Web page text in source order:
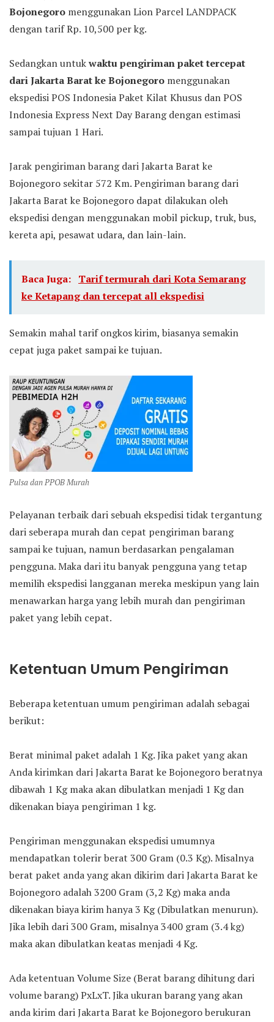
Bojonegoro menggunakan Lion Parcel LANDPACK
dengan tarif Rp. 10,500 per kg.
Sedangkan untukwaktu pengiriman paket tercepat
dari Jakarta Barat ke Bojonegoro menggunakan
ekspedisi POS Indonesia Paket Kilat Khusus dan POS
Indonesia Express Next Day Barang dengan estimasi
sampai tujuan 1 Hari.
Jarak pengiriman barang dari Jakarta Barat ke
Bojonegoro sekitar 572 Km. Pengiriman barang dari
Jakarta Barat ke Bojonegoro dapat dilakukan oleh
ekspedisi dengan menggunakan mobil pickup, truk, bus,
kereta api, pesawat udara, dan lain-lain.
Baca Juga: Tarif termurah dari Kota Semarang
ke Ketapang dan tercepat all ekspedisi
Semakin mahal tarif ongkos kirim, biasanya semakin
cepat juga paket sampai ke tujuan.
Pulsa dan PPOB Murah
Pelayanan terbaik dari sebuah ekspedisi tidak tergantung
dari seberapa murah dan cepat pengiriman barang
sampai ke tujuan, namun berdasarkan pengalaman
pengguna. Maka dari itu banyak pengguna yang tetap
memilih ekspedisi langganan mereka meskipun yang lain
menawarkan harga yang lebih murah dan pengiriman
paket yang lebih cepat.
Ketentuan Umum Pengiriman
Beberapa ketentuan umum pengiriman adalah sebagai
berikut:
Berat minimal paket adalah 1 Kg. Jika paket yang akan
Anda kirimkan dari Jakarta Barat ke Bojonegoro beratnya
dibawah 1 Kg maka akan dibulatkan menjadi 1 Kg dan
dikenakan biaya pengiriman 1 kg.
Pengiriman menggunakan ekspedisi umumnya
mendapatkan tolerir berat 300 Gram (0.3 Kg). Misalnya
berat paket anda yang akan dikirim dari Jakarta Barat ke
Bojonegoro adalah 3200 Gram (3,2 Kg) maka anda
dikenakan biaya kirim hanya 3 Kg (Dibulatkan menurun).
Jika lebih dari 300 Gram, misalnya 3400 gram (3.4 kg)
maka akan dibulatkan keatas menjadi 4 Kg.
Ada ketentuan Volume Size (Berat barang dihitung dari
volume barang) PxLxT. Jika ukuran barang yang akan
anda kirim dari Jakarta Barat ke Bojonegoro berukuran